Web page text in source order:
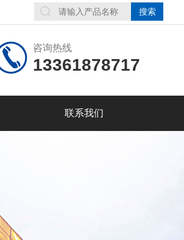
咨询热线
13361878717
联系我们